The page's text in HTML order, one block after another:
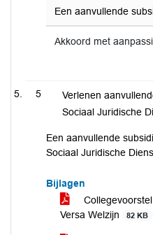
Een aanvullende
Akkoord met
5
Verlenen
Sociaal Juridische
Een aanvullende
Sociaal Juridische
Bijlagen
Versa Welzijn
82 KB